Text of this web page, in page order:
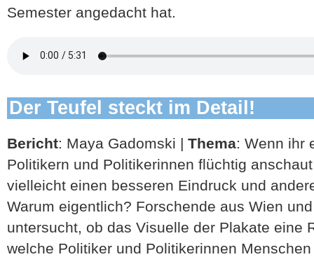
Semester angedacht hat.
Der Teufel steckt im Detail!
Bericht: Maya Gadomski | Thema: Wenn ihr
Politikern und Politikerinnen flüchtig
vielleicht einen besseren Eindruck und
Warum eigentlich? Forschende aus Wien
untersucht, ob das Visuelle der Plakate eine
welche Politiker und Politikerinnen